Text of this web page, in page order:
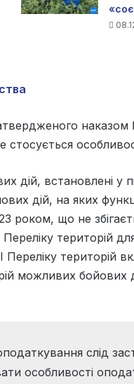
стосується
встановлені у
дій, на яких
роком, що не
територій
територій
можливих бойових
слід
особливості